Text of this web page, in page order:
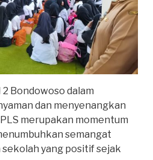
Bondowoso dalam
dan menyenangkan
merupakan momentum
semangat
yang positif sejak